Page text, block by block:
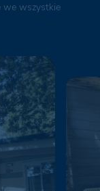
we wszystkie